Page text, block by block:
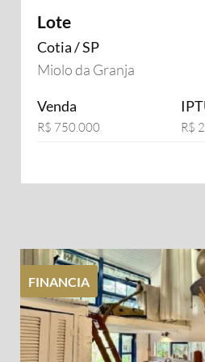
Lote
Cotia / SP
Miolo da Granja
Venda
R$ 750.000 R$
FINANCIA